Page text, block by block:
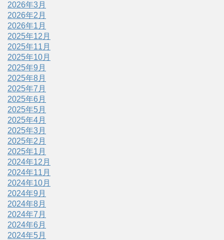
2026年3月
2026年2月
2026年1月
2025年12月
2025年11月
2025年10月
2025年9月
2025年8月
2025年7月
2025年6月
2025年5月
2025年4月
2025年3月
2025年2月
2025年1月
2024年12月
2024年11月
2024年10月
2024年9月
2024年8月
2024年7月
2024年6月
2024年5月